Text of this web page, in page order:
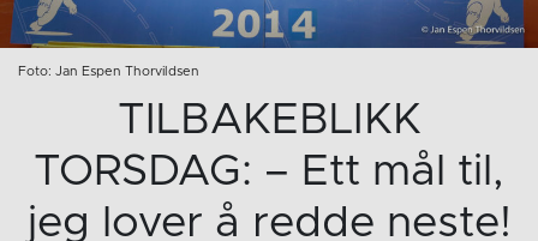
Foto: Jan Espen Thorvildsen
TILBAKEBLIKK
TORSDAG: – Ett mål til,
jeg lover å redde neste!